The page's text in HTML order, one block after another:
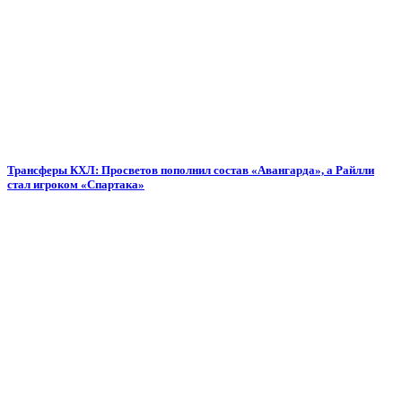
Трансферы КХЛ: Просветов пополнил состав «Авангарда», а Райлли
стал игроком «Спартака»